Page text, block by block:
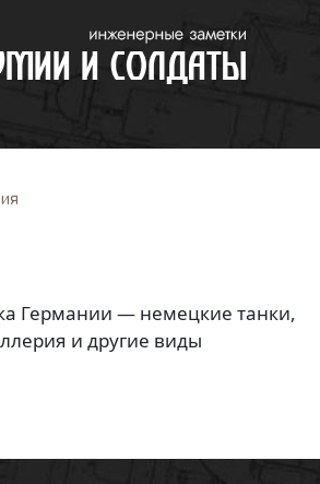
Германии — немецкие танки,
и другие виды